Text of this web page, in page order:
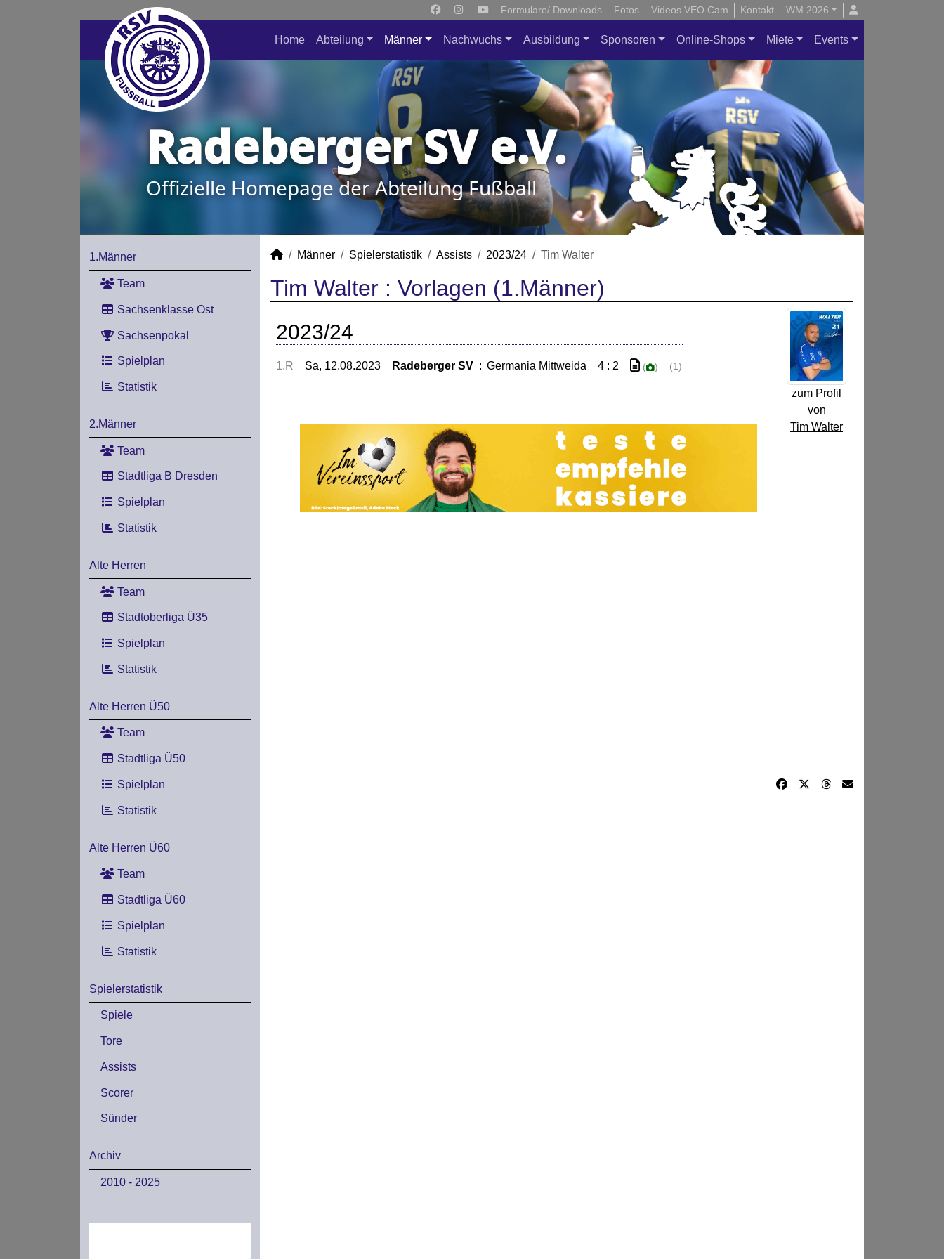
Formulare/ Downloads Fotos Videos VEO Cam Kontakt WM 2026
Home Abteilung Männer Nachwuchs Ausbildung Sponsoren Online-Shops Miete Events
Radeberger SV e.V.
Offizielle Homepage der Abteilung Fußball
1.Männer
Team
Sachsenklasse Ost
Sachsenpokal
Spielplan
Statistik
2.Männer
Team
Stadtliga B Dresden
Spielplan
Statistik
Alte Herren
Team
Stadtoberliga Ü35
Spielplan
Statistik
Alte Herren Ü50
Team
Stadtliga Ü50
Spielplan
Statistik
Alte Herren Ü60
Team
Stadtliga Ü60
Spielplan
Statistik
Spielerstatistik
Spiele
Tore
Assists
Scorer
Sünder
Archiv
2010 - 2025
Männer Spielerstatistik Assists 2023/24 Tim Walter
Tim Walter : Vorlagen (1.Männer)
zum Profil
von
Tim Walter
2023/24
1.R Sa, 12.08.2023 Radeberger SV : Germania Mittweida 4 : 2 ( ) (1)